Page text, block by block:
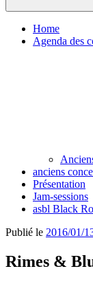
Home
Agenda des
anciens
Présentation
Jam-sessions
asbl Black
Publié le 2016/01/
Rimes &